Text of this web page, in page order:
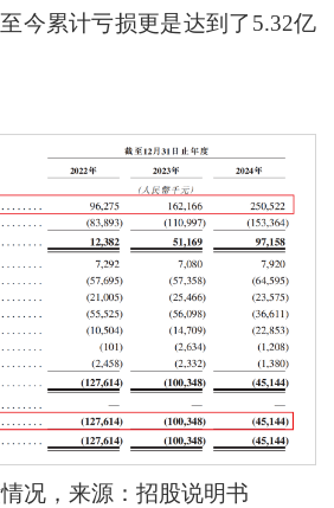
今累计亏损更是达到了5.32亿
况，来源：招股说明书